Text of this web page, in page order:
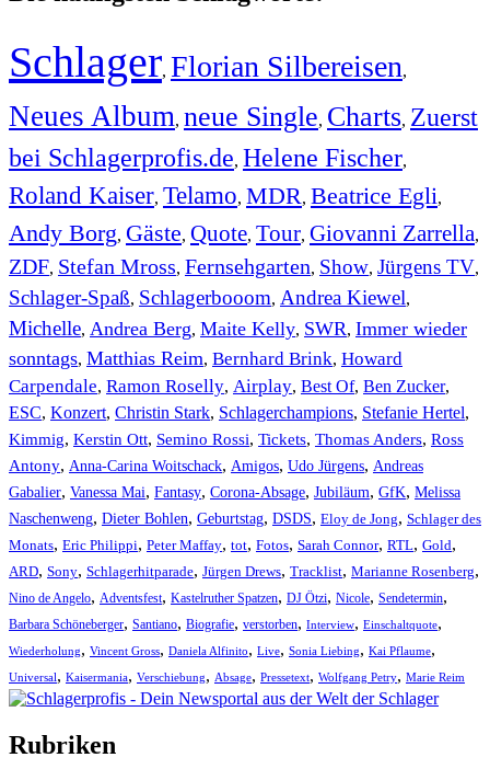
Schlager, Florian Silbereisen,
Neues Album, neue Single, Charts, Zuerst
bei Schlagerprofis.de, Helene Fischer,
Roland Kaiser, Telamo, MDR, Beatrice Egli,
Andy Borg, Gäste, Quote, Tour, Giovanni Zarrella,
ZDF, Stefan Mross, Fernsehgarten, Show, Jürgens TV,
Schlager-Spaß, Schlagerbooom, Andrea Kiewel,
Michelle, Andrea Berg, Maite Kelly, SWR, Immer wieder
sonntags, Matthias Reim, Bernhard Brink, Howard
Carpendale, Ramon Roselly, Airplay, Best Of, Ben Zucker,
ESC, Konzert, Christin Stark, Schlagerchampions, Stefanie Hertel,
Kimmig, Kerstin Ott, Semino Rossi, Tickets, Thomas Anders, Ross
Antony, Anna-Carina Woitschack, Amigos, Udo Jürgens, Andreas
Gabalier, Vanessa Mai, Fantasy, Corona-Absage, Jubiläum, GfK, Melissa
Naschenweng, Dieter Bohlen, Geburtstag, DSDS, Eloy de Jong, Schlager des
Monats, Eric Philippi, Peter Maffay, tot, Fotos, Sarah Connor, RTL, Gold,
ARD, Sony, Schlagerhitparade, Jürgen Drews, Tracklist, Marianne Rosenberg,
Nino de Angelo, Adventsfest, Kastelruther Spatzen, DJ Ötzi, Nicole, Sendetermin,
Barbara Schöneberger, Santiano, Biografie, verstorben, Interview, Einschaltquote,
Wiederholung, Vincent Gross, Daniela Alfinito, Live, Sonia Liebing, Kai Pflaume,
Universal , Kaisermania, Verschiebung, Absage, Pressetext, Wolfgang Petry, Marie Reim
Rubriken